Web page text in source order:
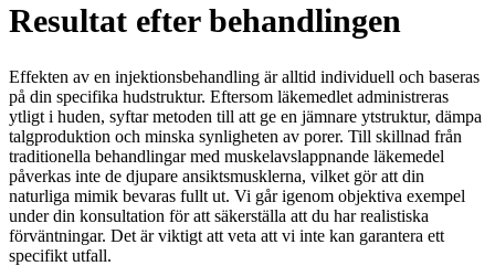
Resultat efter behandlingen
Effekten av en injektionsbehandling är alltid individuell och baseras
på din specifika hudstruktur. Eftersom läkemedlet administreras
ytligt i huden, syftar metoden till att ge en jämnare ytstruktur, dämpa
talgproduktion och minska synligheten av porer. Till skillnad från
traditionella behandlingar med muskelavslappnande läkemedel
påverkas inte de djupare ansiktsmusklerna, vilket gör att din
naturliga mimik bevaras fullt ut. Vi går igenom objektiva exempel
under din konsultation för att säkerställa att du har realistiska
förväntningar. Det är viktigt att veta att vi inte kan garantera ett
specifikt utfall.